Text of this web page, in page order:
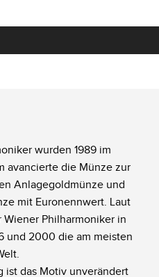
wurden 1989 im
avancierte die Münze zur
Anlagegoldmünze und
mit Euronennwert. Laut
Philharmoniker in
und 2000 die am meisten
ist das Motiv unverändert